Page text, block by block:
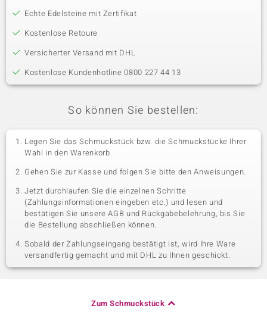
Echte Edelsteine mit Zertifikat
Kostenlose Retoure
Versicherter Versand mit DHL
Kostenlose Kundenhotline 0800 227 44 13
So können Sie bestellen:
Legen Sie das Schmuckstück bzw. die Schmuckstücke Ihrer
Wahl in den Warenkorb.
Gehen Sie zur Kasse und folgen Sie bitte den Anweisungen.
Jetzt durchlaufen Sie die einzelnen Schritte
(Zahlungsinformationen eingeben etc.) und lesen und
bestätigen Sie unsere AGB und Rückgabebelehrung, bis Sie
die Bestellung abschließen können.
Sobald der Zahlungseingang bestätigt ist, wird Ihre Ware
versandfertig gemacht und mit DHL zu Ihnen geschickt.
Zum Schmuckstück